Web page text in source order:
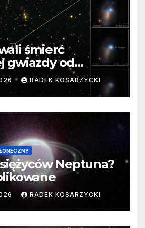
śmierć
gwiazdy od
Niezwykle
RADEK KOSARZYCKI
Neptuna?
RADEK KOSARZYCKI